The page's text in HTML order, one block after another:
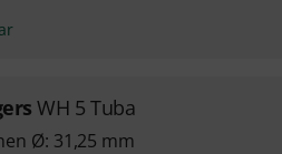
WH 5 Tuba
Ø: 31,25 mm